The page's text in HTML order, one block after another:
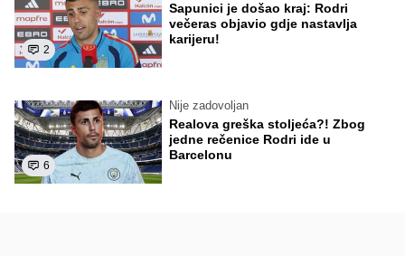
2
Sapunici je došao kraj: Rodri
večeras objavio gdje nastavlja
karijeru!
6
Nije zadovoljan
Realova greška stoljeća?! Zbog
jedne rečenice Rodri ide u
Barcelonu